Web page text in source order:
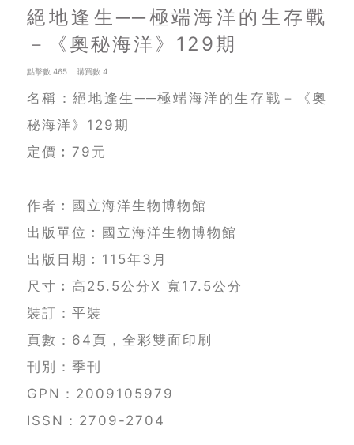
絕地逢生──極端海洋的生存戰
－《奧秘海洋》129期
點擊數 465 購買數 4
名稱：絕地逢生──極端海洋的生存戰－《奧
秘海洋》129期
定價︰79元
作者︰國立海洋生物博物館
出版單位︰國立海洋生物博物館
出版日期︰115年3月
尺寸︰高25.5公分X 寬17.5公分
裝訂：平裝
頁數：64頁，全彩雙面印刷
刊別：季刊
GPN：2009105979
ISSN：2709-2704